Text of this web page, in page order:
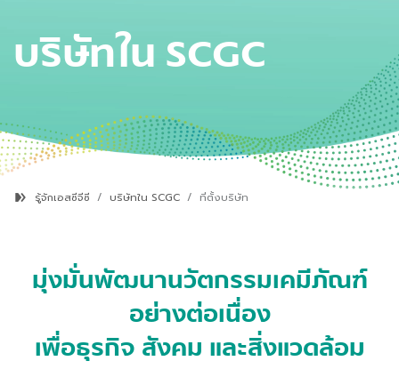
บริษัทในSCGC
รู้จักเอสซีจีซี บริษัทใน SCGC ที่ตั้งบริษัท
มุ่งมั่นพัฒนานวัตกรรมเคมีภัณฑ์
อย่างต่อเนื่อง
เพื่อธุรกิจ สังคม และสิ่งแวดล้อม